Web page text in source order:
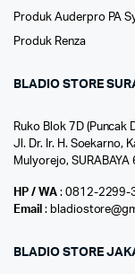
Produk Auderpro PA
Produk Renza
BLADIO STORE
Ruko Blok 7D (Puncak
Jl. Dr. Ir. H. Soekarno,
Mulyorejo, SURABAYA
HP / WA: 0812-2299-
Email :
BLADIO STORE